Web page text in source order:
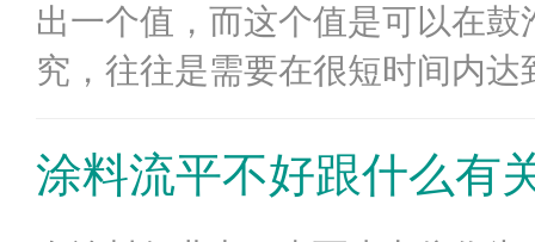
出一个值，而这个值是可以在
究，往往是需要在很短时间内达
涂料流平不好跟什么有